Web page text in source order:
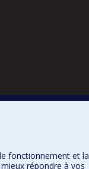
fonctionnement et la
répondre à vos